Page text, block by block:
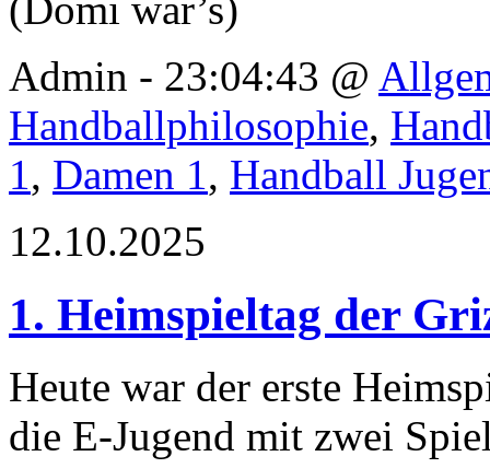
Admin - 23:04:43 @
Handballphilosophie,
1, Damen 1, Handball
12.10.2025
1. Heimspieltag der
Heute war der erste
die E-Jugend mit zwei